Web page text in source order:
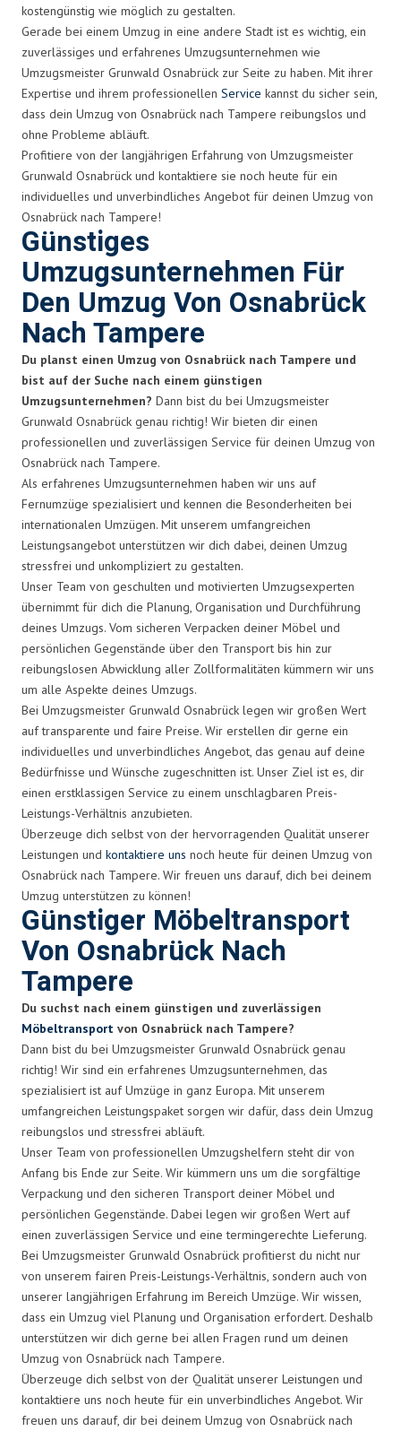
kostengünstig wie möglich zu gestalten.
Gerade bei einem Umzug in eine andere Stadt ist es wichtig, ein
zuverlässiges und erfahrenes Umzugsunternehmen wie
Umzugsmeister Grunwald Osnabrück zur Seite zu haben. Mit ihrer
Expertise und ihrem professionellen Service kannst du sicher sein,
dass dein Umzug von Osnabrück nach Tampere reibungslos und
ohne Probleme abläuft.
Profitiere von der langjährigen Erfahrung von Umzugsmeister
Grunwald Osnabrück und kontaktiere sie noch heute für ein
individuelles und unverbindliches Angebot für deinen Umzug von
Osnabrück nach Tampere!
Günstiges
Umzugsunternehmen Für
Den Umzug Von Osnabrück
Nach Tampere
Du planst einen Umzug von Osnabrück nach Tampere und
bist auf der Suche nach einem günstigen
Umzugsunternehmen? Dann bist du bei Umzugsmeister
Grunwald Osnabrück genau richtig! Wir bieten dir einen
professionellen und zuverlässigen Service für deinen Umzug von
Osnabrück nach Tampere.
Als erfahrenes Umzugsunternehmen haben wir uns auf
Fernumzüge spezialisiert und kennen die Besonderheiten bei
internationalen Umzügen. Mit unserem umfangreichen
Leistungsangebot unterstützen wir dich dabei, deinen Umzug
stressfrei und unkompliziert zu gestalten.
Unser Team von geschulten und motivierten Umzugsexperten
übernimmt für dich die Planung, Organisation und Durchführung
deines Umzugs. Vom sicheren Verpacken deiner Möbel und
persönlichen Gegenstände über den Transport bis hin zur
reibungslosen Abwicklung aller Zollformalitäten kümmern wir uns
um alle Aspekte deines Umzugs.
Bei Umzugsmeister Grunwald Osnabrück legen wir großen Wert
auf transparente und faire Preise. Wir erstellen dir gerne ein
individuelles und unverbindliches Angebot, das genau auf deine
Bedürfnisse und Wünsche zugeschnitten ist. Unser Ziel ist es, dir
einen erstklassigen Service zu einem unschlagbaren Preis-
Leistungs-Verhältnis anzubieten.
Überzeuge dich selbst von der hervorragenden Qualität unserer
Leistungen und kontaktiere uns noch heute für deinen Umzug von
Osnabrück nach Tampere. Wir freuen uns darauf, dich bei deinem
Umzug unterstützen zu können!
Günstiger Möbeltransport
Von Osnabrück Nach
Tampere
Du suchst nach einem günstigen und zuverlässigen
Möbeltransport von Osnabrück nach Tampere?
Dann bist du bei Umzugsmeister Grunwald Osnabrück genau
richtig! Wir sind ein erfahrenes Umzugsunternehmen, das
spezialisiert ist auf Umzüge in ganz Europa. Mit unserem
umfangreichen Leistungspaket sorgen wir dafür, dass dein Umzug
reibungslos und stressfrei abläuft.
Unser Team von professionellen Umzugshelfern steht dir von
Anfang bis Ende zur Seite. Wir kümmern uns um die sorgfältige
Verpackung und den sicheren Transport deiner Möbel und
persönlichen Gegenstände. Dabei legen wir großen Wert auf
einen zuverlässigen Service und eine termingerechte Lieferung.
Bei Umzugsmeister Grunwald Osnabrück profitierst du nicht nur
von unserem fairen Preis-Leistungs-Verhältnis, sondern auch von
unserer langjährigen Erfahrung im Bereich Umzüge. Wir wissen,
dass ein Umzug viel Planung und Organisation erfordert. Deshalb
unterstützen wir dich gerne bei allen Fragen rund um deinen
Umzug von Osnabrück nach Tampere.
Überzeuge dich selbst von der Qualität unserer Leistungen und
kontaktiere uns noch heute für ein unverbindliches Angebot. Wir
freuen uns darauf, dir bei deinem Umzug von Osnabrück nach